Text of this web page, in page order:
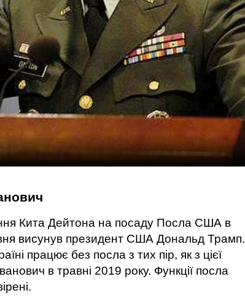
Кита Дейтона на посаду Посла США в
висунув президент США Дональд Трамп.
працює без посла з тих пір, як з цієї
в травні 2019 року. Функції посла